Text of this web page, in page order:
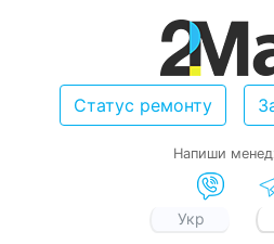
Статус ремонту
Напиши
Укр